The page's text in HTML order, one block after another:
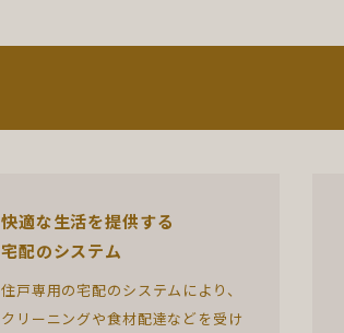
快適な生活を提供する
宅配のシステム
住戸専用の宅配のシステムにより、
クリーニングや食材配達などを受け